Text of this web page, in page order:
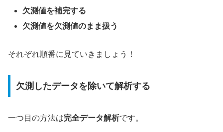
欠測値を補完する
欠測値を欠測値のまま扱う
それぞれ順番に見ていきましょう！
欠測したデータを除いて解析する
一つ目の方法は完全データ解析です。